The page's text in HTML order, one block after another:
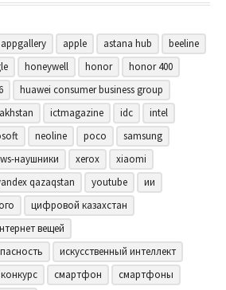
appgallery apple astana hub
beeline
honeywell honor
honor 400
huawei consumer business group
ictmagazine idc
intel
neoline poco
samsung
наушники xerox
xiaomi
qazaqstan youtube
ии
цифровой казахстан
вещей
искусственный интеллект
конкурс смартфон
смартфоны